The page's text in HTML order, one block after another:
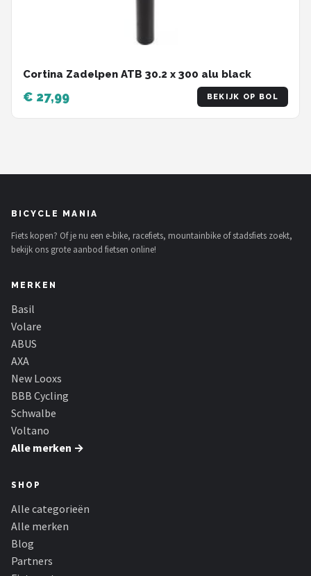
Cortina Zadelpen ATB 30.2 x 300 alu black
€ 27,99 BEKIJK OP BOL
BICYCLE MANIA
Fiets kopen? Of je nu een e-bike, racefiets, mountainbike of stadsfiets zoekt,
bekijk ons grote aanbod fietsen online!
MERKEN
Basil
Volare
ABUS
AXA
New Looxs
BBB Cycling
Schwalbe
Voltano
Alle merken →
SHOP
Alle categorieën
Alle merken
Blog
Partners